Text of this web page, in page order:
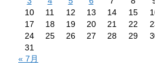
10
11 12 13 14 15
17
18 19 20 21 22
24
25 26 27 28 29
31
« 7月